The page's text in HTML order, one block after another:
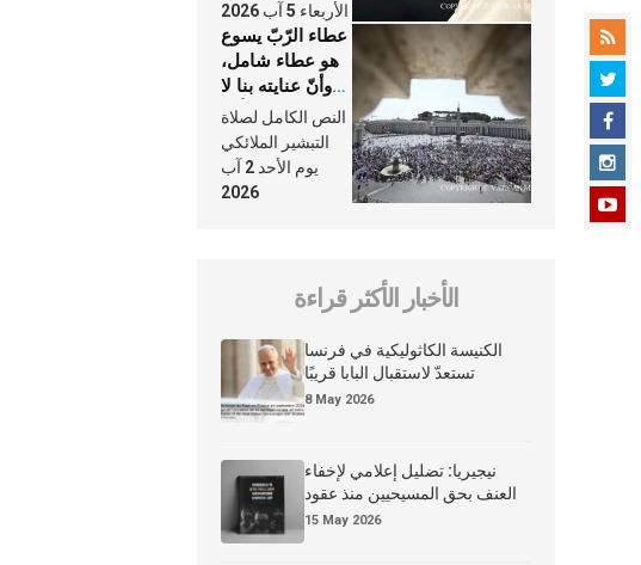
الأربعاء 5 آب 2026
عطاء الرّبّ يسوع
هو عطاء شامل،
وأنّ عنايته بنا لا
تغيب عنّا أبدًا
النص الكامل لصلاة
التبشير الملائكي
يوم الأحد 2 آب
2026
الأخبار الأكثر قراءة
الكنيسة الكاثوليكية في فرنسا
تستعدّ لاستقبال البابا قريبًا
8 May 2026
نيجيريا: تضليل إعلامي لإخفاء
العنف بحق المسيحيين منذ عقود
15 May 2026